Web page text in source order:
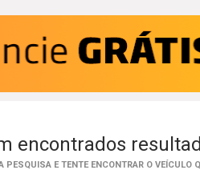
encontrados
PESQUISA E TENTE ENCONTRAR O VEÍCULO